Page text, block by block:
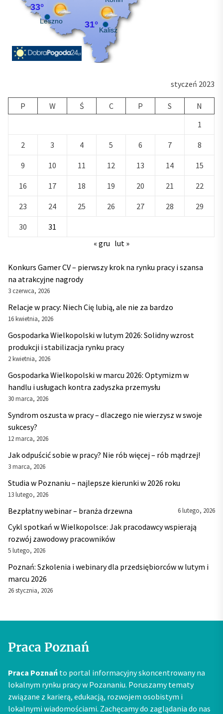
styczeń 2023
P W Ś C P S
N
1
2 3 4 5 6 7 8
9 10 11 12 13 14 15
16 17 18 19 20 21 22
23 24 25 26 27 28 29
30
31
« gru lut »
Konkurs Gamer CV – pierwszy krok na rynku pracy i szansa
na atrakcyjne nagrody
3 czerwca, 2026
Relacje w pracy: Niech Cię lubią, ale nie za bardzo
16 kwietnia, 2026
Gospodarka Wielkopolski w lutym 2026: Solidny wzrost
produkcji i stabilizacja rynku pracy
2 kwietnia, 2026
Gospodarka Wielkopolski w marcu 2026: Optymizm w
handlu i usługach kontra zadyszka przemysłu
30 marca, 2026
Syndrom oszusta w pracy – dlaczego nie wierzysz w swoje
sukcesy?
12 marca, 2026
Jak odpuścić sobie w pracy? Nie rób więcej – rób mądrzej!
3 marca, 2026
Studia w Poznaniu – najlepsze kierunki w 2026 roku
13 lutego, 2026
Bezpłatny webinar – branża drzewna 6 lutego, 2026
Cykl spotkań w Wielkopolsce: Jak pracodawcy wspierają
rozwój zawodowy pracowników
5 lutego, 2026
Poznań: Szkolenia i webinary dla przedsiębiorców w lutym i
marcu 2026
26 stycznia, 2026
Praca Poznań
Praca Poznań to portal informacyjny skoncentrowany na
lokalnym rynku pracy w Pozananiu. Poruszamy tematy
związane z karierą, edukacją, rozwojem osobistym i
lokalnymi wiadomościami. Zachęcamy do zaglądania do nas